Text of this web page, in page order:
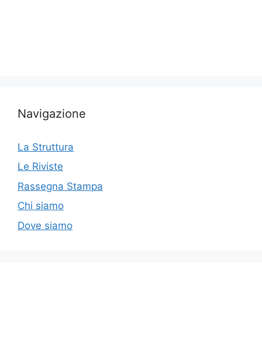
Navigazione
La Struttura
Le Riviste
Rassegna Stampa
Chi siamo
Dove siamo